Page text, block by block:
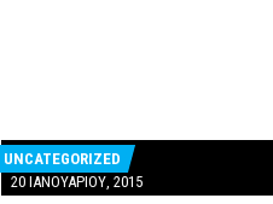
UNCATEGORIZED
20 ΙΑΝΟΥΑΡΊΟΥ, 2015